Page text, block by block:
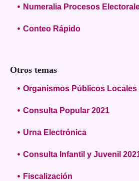
Numeralia Procesos
Conteo Rápido
Otros temas
Organismos Públicos Locales
Consulta Popular 2021
Urna Electrónica
Consulta Infantil y Juvenil
Fiscalización